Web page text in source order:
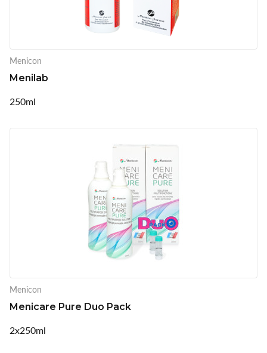
Menicon
Menilab
250ml
Menicon
Menicare Pure Duo Pack
2x250ml